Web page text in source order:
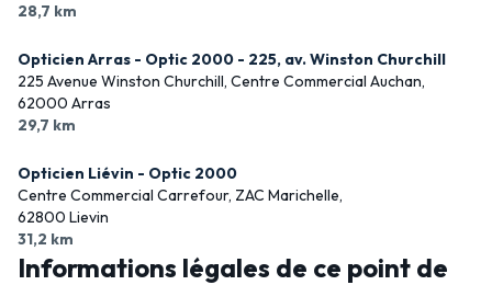
28,7 km
Opticien Arras - Optic 2000 - 225, av. Winston Churchill
225 Avenue Winston Churchill, Centre Commercial Auchan,
62000 Arras
29,7 km
Opticien Liévin - Optic 2000
Centre Commercial Carrefour, ZAC Marichelle,
62800 Lievin
31,2 km
Informations légales de ce point de